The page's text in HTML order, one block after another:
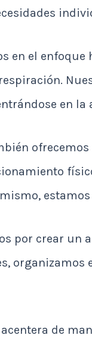
en el
en
por crear
de